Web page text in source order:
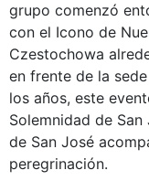
grupo comenzó
con el Icono de
Czestochowa
en frente de la
los años, este
Solemnidad de
de San José
peregrinación.